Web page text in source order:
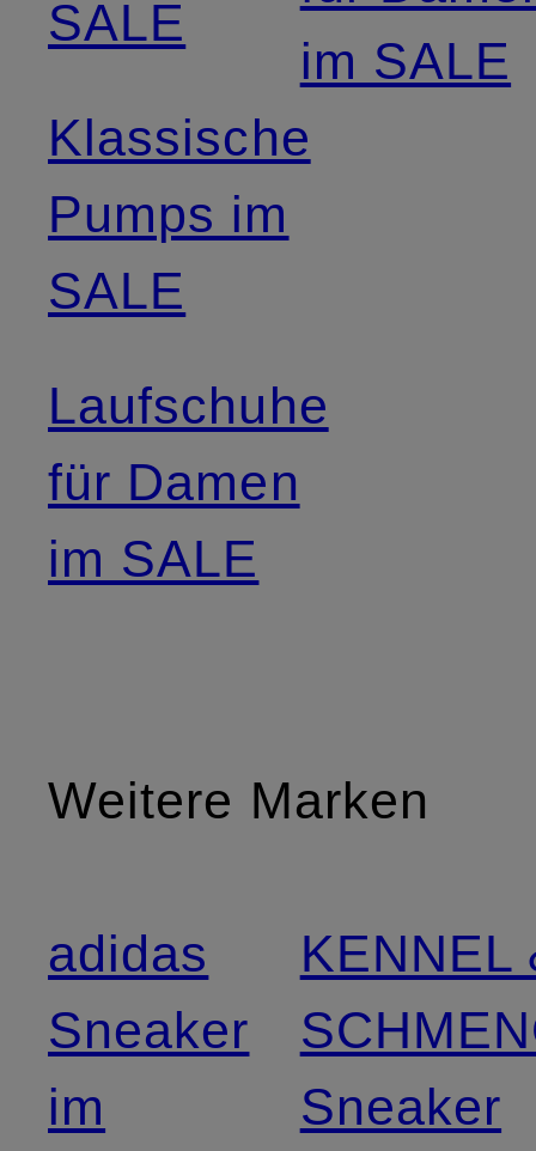
SALE
Klassische
Pumps im
SALE
Laufschuhe
für Damen
im SALE
im SALE
Weitere Marken
adidas
Sneaker
im
KENNEL
Sneaker